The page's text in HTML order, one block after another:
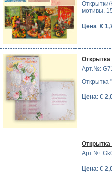
мотивы.
Цена: €
Арт.№:
Открытка
Цена: €
Арт.№:
Цена: €